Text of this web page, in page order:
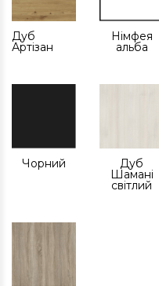
Дуб
Артізан
Німфея
альба
Чорний Дуб
Шамані
світлий